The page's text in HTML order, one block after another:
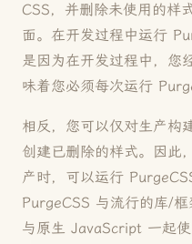
CSS，并删除未使用的样
面。在开发过程中运行
是因为在开发过程中，您
味着您必须每次运行
相反，您可以仅对生产构
创建已删除的样式。因此
产时，可以运行
PurgeCSS 与流行的库/
与原生 JavaScript 一起使